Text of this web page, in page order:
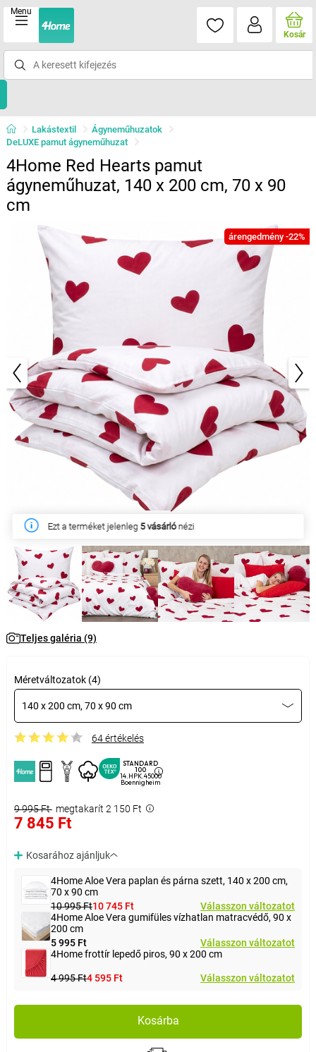
Menu
Kosár
Lakástextil
Ágyneműhuzatok
DeLUXE pamut ágyneműhuzat
4Home Red Hearts pamut
ágyneműhuzat, 140 x 200 cm, 70 x 90
cm
árengedmény -22%
Ezen a héten72 ügyfélvásárolta meg
Teljes galéria (9)
Méretváltozatok (4)
140 x 200 cm, 70 x 90 cm
64 értékelés
STANDARD
100
14.HPK.45000
Boennigheim
9 995 Ft megtakarít 2 150 Ft
7 845 Ft
Kosarához ajánljuk
4Home Aloe Vera paplan és párna szett, 140 x 200 cm,
70 x 90 cm
10 995 Ft10 745 Ft
Válasszon változatot
4Home Aloe Vera gumifüles vízhatlan matracvédő, 90 x
200 cm
5 995 Ft
Válasszon változatot
4Home frottír lepedő piros, 90 x 200 cm
4 995 Ft4 595 Ft Válasszon változatot
Kosárba